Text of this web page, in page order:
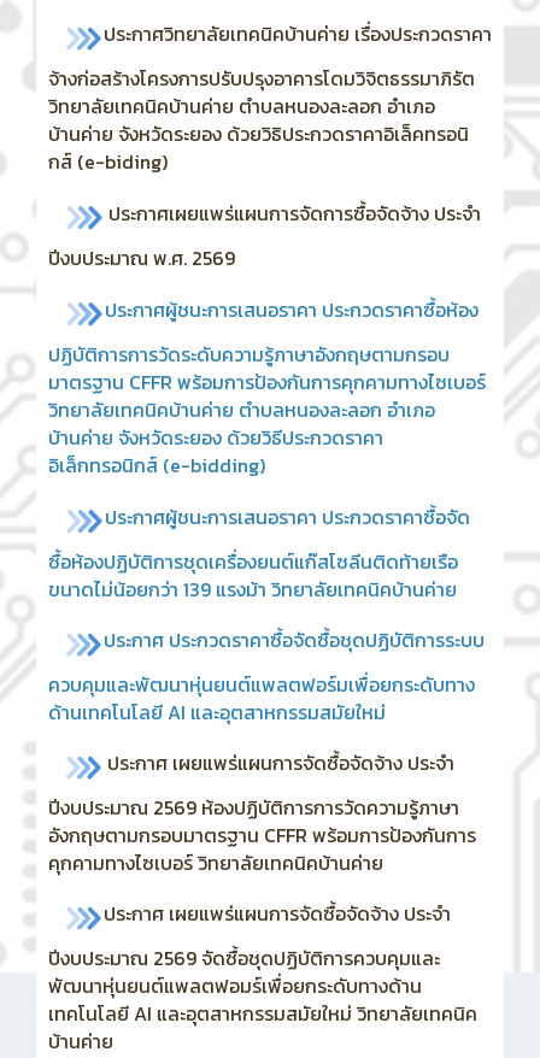
ประกาศวิทยาลัยเทคนิคบ้านค่าย เรื่องประกวดราคา
จ้างก่อสร้างโครงการปรับปรุงอาคารโดมวิจิตธรรมาภิรัต
วิทยาลัยเทคนิคบ้านค่าย ตำบลหนองละลอก อำเภอ
บ้านค่าย จังหวัดระยอง ด้วยวิธิประกวดราคาอิเล็คทรอนิ
กส์ (e-biding)
ประกาศเผยแพร่แผนการจัดการซื้อจัดจ้าง ประจำ
ปีงบประมาณ พ.ศ. 2569
ประกาศผู้ชนะการเสนอราคา ประกวดราคาซื้อห้อง
ปฏิบัติการการวัดระดับความรู้ภาษาอังกฤษตามกรอบ
มาตรฐาน CFFR พร้อมการป้องกันการคุกคามทางไซเบอร์
วิทยาลัยเทคนิคบ้านค่าย ตำบลหนองละลอก อำเภอ
บ้านค่าย จังหวัดระยอง ด้วยวิธีประกวดราคา
อิเล็กทรอนิกส์ (e-bidding)
ประกาศผู้ชนะการเสนอราคา ประกวดราคาซื้อจัด
ซื้อห้องปฏิบัติการชุดเครื่องยนต์แก๊สโซลีนติดท้ายเรือ
ขนาดไม่น้อยกว่า 139 แรงม้า วิทยาลัยเทคนิคบ้านค่าย
ประกาศ ประกวดราคาซื้อจัดซื้อชุดปฏิบัติการระบบ
ควบคุมและพัฒนาหุ่นยนต์แพลตฟอร์มเพื่อยกระดับทาง
ด้านเทคโนโลยี AI และอุตสาหกรรมสมัยใหม่
ประกาศ เผยแพร่แผนการจัดซื้อจัดจ้าง ประจำ
ปีงบประมาณ 2569 ห้องปฏิบัติการการวัดความรู้ภาษา
อังกฤษตามกรอบมาตรฐาน CFFR พร้อมการป้องกันการ
คุกคามทางไซเบอร์ วิทยาลัยเทคนิคบ้านค่าย
ประกาศ เผยแพร่แผนการจัดซื้อจัดจ้าง ประจำ
ปีงบประมาณ 2569จัดซื้อชุดปฏิบัติการควบคุมและ
พัฒนาหุ่นยนต์แพลตฟอมร์เพื่อยกระดับทางด้าน
เทคโนโลยี AI และอุตสาหกรรมสมัยใหม่ วิทยาลัยเทคนิค
บ้านค่าย